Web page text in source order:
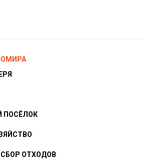
ПОСЁЛОК
ОТХОДОВ